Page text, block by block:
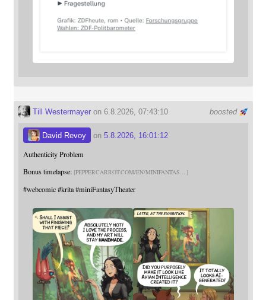
boosted
Till Westermayeron 6.8.2026, 07:43:10
David Revoy on 5.8.2026, 16:01:12
Authenticity Problem
Bonus timelapse: PEPPERCARROT.COM/EN/MINIFANTAS
#webcomic #krita #miniFantasyTheater